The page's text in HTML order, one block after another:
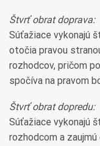
Štvrť obrat doprava:
Súťažiace vykonajú
otočia pravou
rozhodcov, pričom
spočíva na pravom
Štvrť obrat dopredu:
Súťažiace vykonajú
rozhodcom a